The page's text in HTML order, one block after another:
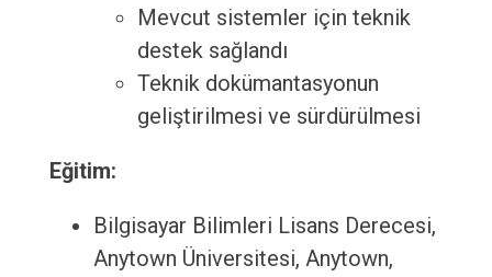
Mevcut sistemler için teknik
destek sağlandı
Teknik dokümantasyonun
geliştirilmesi ve sürdürülmesi
Eğitim:
Bilgisayar Bilimleri Lisans Derecesi,
Anytown Üniversitesi, Anytown,